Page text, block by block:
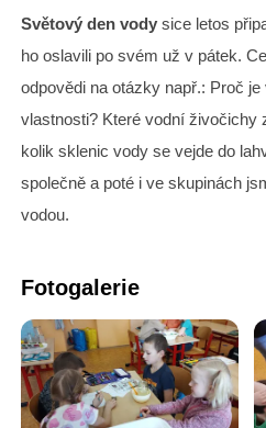
Světový den vody sice letos
ho oslavili po svém už v pátek.
odpovědi na otázky např.: Proč
vlastnosti? Které vodní živočichy
kolik sklenic vody se vejde do
společně a poté i ve skupinách
vodou.
Fotogalerie